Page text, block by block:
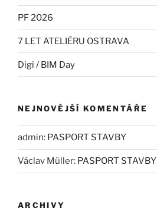
PF 2026
7 LET ATELIÉRU OSTRAVA
Digi / BIM Day
NEJNOVĚJŠÍ KOMENTÁŘE
admin: PASPORT STAVBY
Václav Müller: PASPORT STAVBY
ARCHIVY